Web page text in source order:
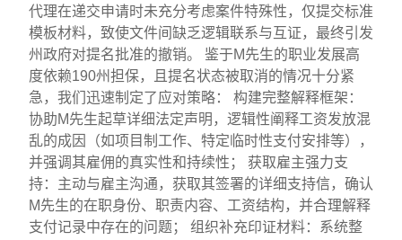
代理在递交申请时未充分考虑案件特殊性，仅提交标准
模板材料，致使文件间缺乏逻辑联系与互证，最终引发
州政府对提名批准的撤销。 鉴于M先生的职业发展高
度依赖190州担保，且提名状态被取消的情况十分紧
急，我们迅速制定了应对策略： 构建完整解释框架：
协助M先生起草详细法定声明，逻辑性阐释工资发放混
乱的成因（如项目制工作、特定临时性支付安排等），
并强调其雇佣的真实性和持续性； 获取雇主强力支
持：主动与雇主沟通，获取其签署的详细支持信，确认
M先生的在职身份、职责内容、工资结构，并合理解释
支付记录中存在的问题； 组织补充印证材料：系统整